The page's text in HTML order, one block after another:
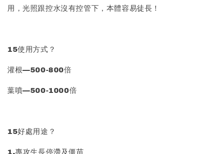
用，光照跟控水沒有控管下，本體容易徒長！
15使用方式？
灌根—500-800倍
葉噴—500-1000倍
15好處用途？
1.專攻生長停滯及僵苗